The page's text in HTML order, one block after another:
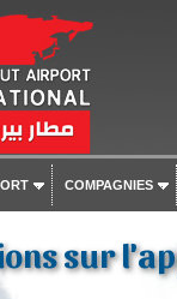
COMPAGNIES
sur